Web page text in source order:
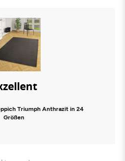
Triumph Anthrazit in 24
Größen